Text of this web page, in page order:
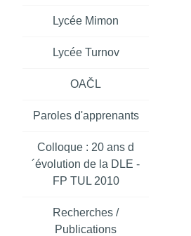
Lycée Mimon
Lycée Turnov
OAČL
Paroles d'apprenants
Colloque : 20 ans d
´évolution de la DLE -
FP TUL 2010
Recherches /
Publications